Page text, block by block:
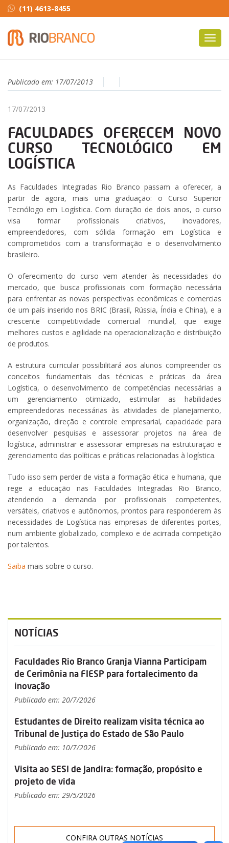
(11) 4613-8455
Publicado em: 17/07/2013
17/07/2013
FACULDADES OFERECEM NOVO
CURSO TECNOLÓGICO EM
LOGÍSTICA
As Faculdades Integradas Rio Branco passam a oferecer, a
partir de agora, mais uma graduação: o Curso Superior
Tecnólogo em Logística. Com duração de dois anos, o curso
visa formar profissionais criativos, inovadores,
empreendedores, com sólida formação em Logística e
comprometidos com a transformação e o desenvolvimento
brasileiro.
O oferecimento do curso vem atender às necessidades do
mercado, que busca profissionais com formação necessária
para enfrentar as novas perspectivas econômicas e comercias
de um país inserido nos BRIC (Brasil, Rússia, Índia e China), e a
crescente competitividade comercial mundial, que exige
melhores custos e agilidade na operacionalização e distribuição
de produtos.
A estrutura curricular possibilitará aos alunos compreender os
conceitos fundamentais das técnicas e práticas da área
Logística, o desenvolvimento de competências necessárias a
um gerenciamento otimizado, estimular as habilidades
empreendedoras necessárias às atividades de planejamento,
organização, direção e controle empresarial, capacidade para
desenvolver pesquisas e assessorar projetos na área de
logística, administrar e assessorar empresas na estruturação e
gerenciamento das políticas e práticas relacionadas à logística.
Tudo isso sem perder de vista a formação ética e humana, que
rege a educação nas Faculdades Integradas Rio Branco,
atendendo a demanda por profissionais competentes,
versáteis, criativos e autônomos, prontos para responderem às
necessidades de Logística nas empresas de diferentes portes,
num ambiente globalizado, complexo e de acirrada competição
por talentos.
Saiba mais sobre o curso.
NOTÍCIAS
Faculdades Rio Branco Granja Vianna Participam
de Cerimônia na FIESP para fortalecimento da
inovação
Publicado em: 20/7/2026
Estudantes de Direito realizam visita técnica ao
Tribunal de Justiça do Estado de São Paulo
Publicado em: 10/7/2026
Visita ao SESI de Jandira: formação, propósito e
projeto de vida
Publicado em: 29/5/2026
CONFIRA OUTRAS NOTÍCIAS